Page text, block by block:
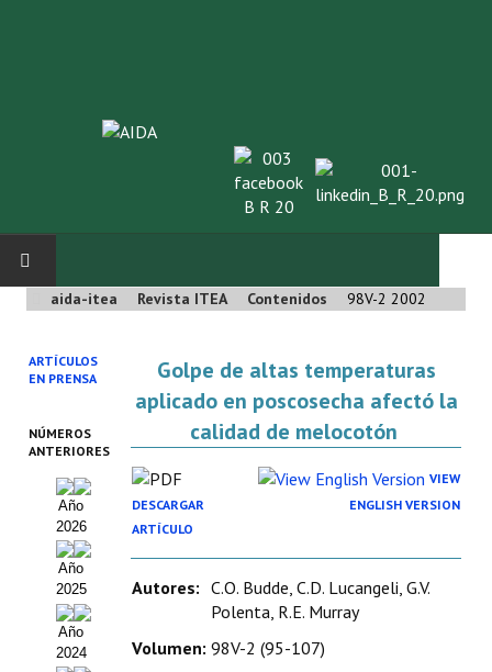
INICIO
SOBRE NOSOTROS
Asociación AIDA
Cincuentenario AIDA
Organigrama
Estatutos
Hacerse socio
Noticias
aida-itea Revista ITEA Contenidos 98V-2 2002
ARTÍCULOS
EN PRENSA
NÚMEROS
ANTERIORES
Año
2026
Año
2025
Año
2024
Golpe de altas temperaturas
aplicado en poscosecha afectó la
calidad de melocotón
DESCARGAR
ARTÍCULO
VIEW
ENGLISH VERSION
Autores: C.O. Budde, C.D. Lucangeli, G.V.
Polenta, R.E. Murray
Volumen: 98V-2 (95-107)